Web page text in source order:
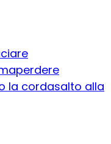
perdere
la cordasalto alla